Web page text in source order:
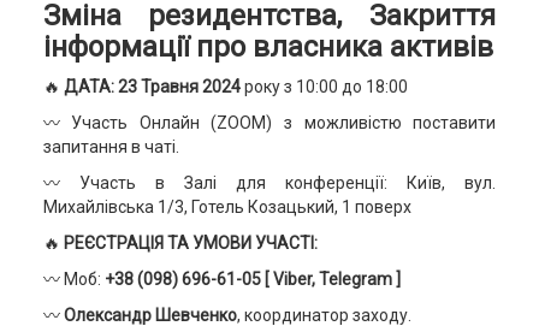
Зміна резидентства, Закриття
інформації про власника активів
🔥 ДАТА: 23 Травня 2024року з 10:00 до 18:00
〰️ Участь Онлайн (ZOOM) з можливістю поставити
запитання в чаті.
〰️ Участь в Залі для конференції: Київ, вул.
Михайлівська 1/3, Готель Козацький, 1 поверх
🔥 РЕЄСТРАЦІЯ ТА УМОВИ УЧАСТІ:
〰️ Моб: +38 (098) 696-61-05 [ Viber, Telegram ]
〰️Олександр Шевченко, координатор заходу.